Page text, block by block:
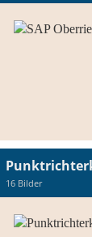
16 Bilder